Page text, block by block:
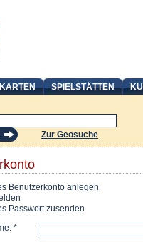
SPIELSTÄTTEN
Zur Geosuche
Benutzerkonto anlegen
Passwort zusenden
*